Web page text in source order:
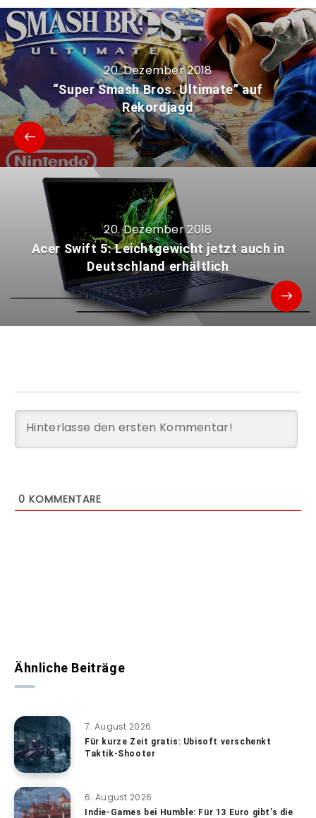
20. Dezember 2018
“Super Smash Bros. Ultimate” auf
Rekordjagd
20. Dezember 2018
Acer Swift 5: Leichtgewicht jetzt auch in
Deutschland erhältlich
0 KOMMENTARE
Ähnliche Beiträge
7. August 2026
Für kurze Zeit gratis: Ubisoft verschenkt
Taktik-Shooter
6. August 2026
Indie-Games bei Humble: Für 13 Euro gibt’s die